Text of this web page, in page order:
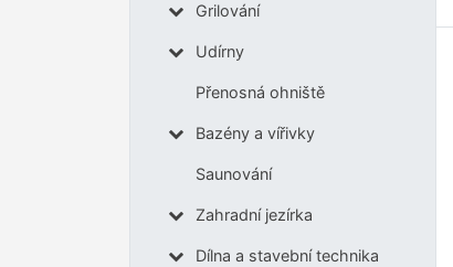
Grilování
Udírny
Přenosná ohniště
Bazény a vířivky
Saunování
Zahradní jezírka
Dílna a stavební technika